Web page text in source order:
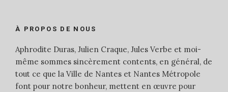
À PROPOS DE NOUS
Aphrodite Duras, Julien Craque, Jules Verbe et moi-
même sommes sincèrement contents, en général, de
tout ce que la Ville de Nantes et Nantes Métropole
font pour notre bonheur, mettent en œuvre pour